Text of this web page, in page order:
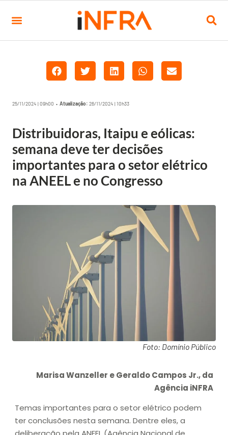
25/11/2024 | 09h00 • Atualização: 26/11/2024 | 10h33
Distribuidoras, Itaipu e eólicas:
semana deve ter decisões
importantes para o setor elétrico
na ANEEL e no Congresso
Foto: Domínio Público
Marisa Wanzeller e Geraldo Campos Jr., da
Agência iNFRA
Temas importantes para o setor elétrico podem
ter conclusões nesta semana. Dentre eles, a